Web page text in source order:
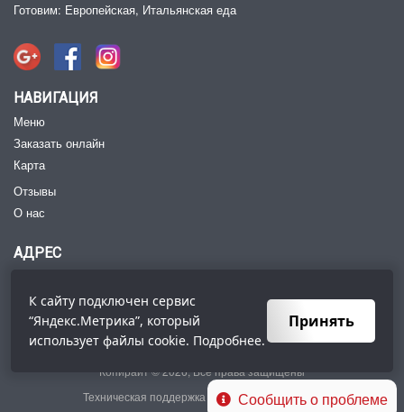
Сообщить о проблеме
Готовим: Европейская, Итальянская еда
НАВИГАЦИЯ
Меню
Заказать онлайн
Карта
Отзывы
О нас
АДРЕС
Тел: +7 (8634) 47‑74-54
Копирайт © 2026, Все права защищены
Техническая поддержка сайта -wiserv.ru
К сайту подключен сервис
“Яндекс.Метрика”, который
использует файлы cookie. Подробнее.
Принять